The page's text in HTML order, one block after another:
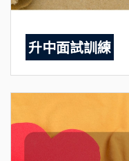
升中面試訓練